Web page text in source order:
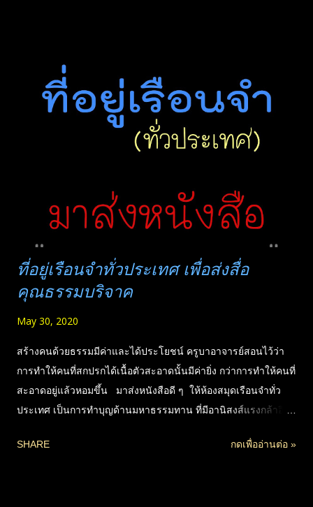
จะพ้นทุกข์ พ้นสังสารวัฎไปได้ อ่านออนไลน์ที่นี่
https://www.watnyanaves.net/th/book_detail/583 (ดาวน์โหลดกด
ชื่อไฟล์) 402.9M ปฏิจจสมุปบาท Full128K.zip download
1,006.3M ปฏิจจสมุปบาท Full320K.zip download 409.6M ปฏิจจ
สมุปบาท แยกหัวข้อ 128K.zip download 1,013.0M ปฏิจจสมุปบาท
ที่อยู่เรือนจำทั่วประเทศ เพื่อส่งสื่อ
คุณธรรมบริจาค
May 30, 2020
สร้างคนด้วยธรรมมีค่าและได้ประโยชน์ ครูบาอาจารย์สอนไว้ว่า
การทำให้คนที่สกปรกได้เนื้อตัวสะอาดนั้นมีค่ายิ่ง กว่าการทำให้คนที่
สะอาดอยู่แล้วหอมขึ้น มาส่งหนังสือดี ๆ ให้ห้องสมุดเรือนจำทั่ว
ประเทศ เป็นการทำบุญด้านมหาธรรมทาน ที่มีอานิสงส์แรงกล้าอีก
ผมรวบรวมมาใหม่ หลังจากเคยจัดทำสื่อธรรมส่งให้ทั่วประเทศมา
SHARE กดเพื่ออ่านต่อ »